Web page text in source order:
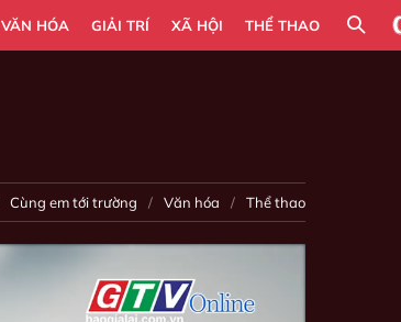
VĂN HÓA GIẢI TRÍ XÃ HỘI THỂ THAO
Cùng em tới trường Văn hóa Thể thao